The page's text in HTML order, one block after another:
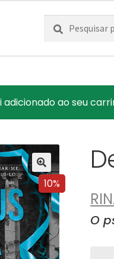
Pesquisar
por:
Pesquisa
adicionado ao seu
10%
O